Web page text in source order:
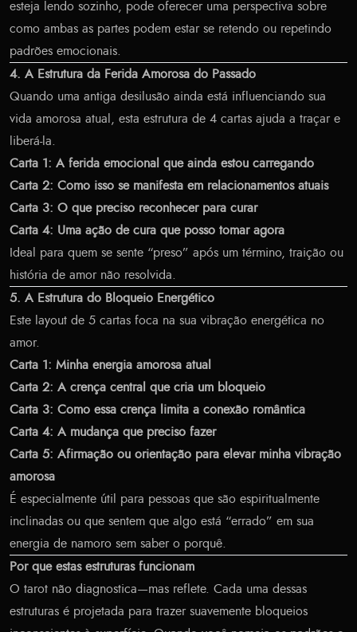
esteja lendo sozinho, pode oferecer uma perspectiva sobre
como ambas as partes podem estar se retendo ou repetindo
padrões emocionais.
4. A Estrutura da Ferida Amorosa do Passado
Quando uma antiga desilusão ainda está influenciando sua
vida amorosa atual, esta estrutura de 4 cartas ajuda a traçar e
liberá-la.
Carta 1: A ferida emocional que ainda estou carregando
Carta 2: Como isso se manifesta em relacionamentos atuais
Carta 3: O que preciso reconhecer para curar
Carta 4: Uma ação de cura que posso tomar agora
Ideal para quem se sente “preso” após um término, traição ou
história de amor não resolvida.
5. A Estrutura do Bloqueio Energético
Este layout de 5 cartas foca na sua vibração energética no
amor.
Carta 1: Minha energia amorosa atual
Carta 2: A crença central que cria um bloqueio
Carta 3: Como essa crença limita a conexão romântica
Carta 4: A mudança que preciso fazer
Carta 5: Afirmação ou orientação para elevar minha vibração
amorosa
É especialmente útil para pessoas que são espiritualmente
inclinadas ou que sentem que algo está “errado” em sua
energia de namoro sem saber o porquê.
Por que estas estruturas funcionam
O tarot não diagnostica—mas reflete. Cada uma dessas
estruturas é projetada para trazer suavemente bloqueios